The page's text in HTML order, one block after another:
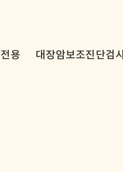
용 대장암보조진단검